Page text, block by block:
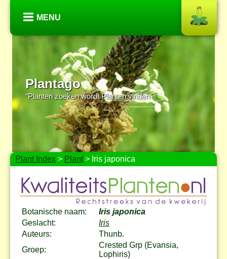
MENU
Plantago
“Planten zoeken wordt Planten vinden”
Plant Index > Plant> Iris japonica
Botanische naam:
Iris japonica
Geslacht:
Iris
Auteurs:
Thunb.
Groep:
Crested Grp (Evansia,
Lophiris)